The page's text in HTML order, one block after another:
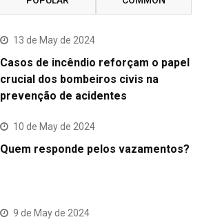
13 de May de 2024
Casos de incêndio reforçam o papel
crucial dos bombeiros civis na
prevenção de acidentes
10 de May de 2024
Quem responde pelos vazamentos?
9 de May de 2024